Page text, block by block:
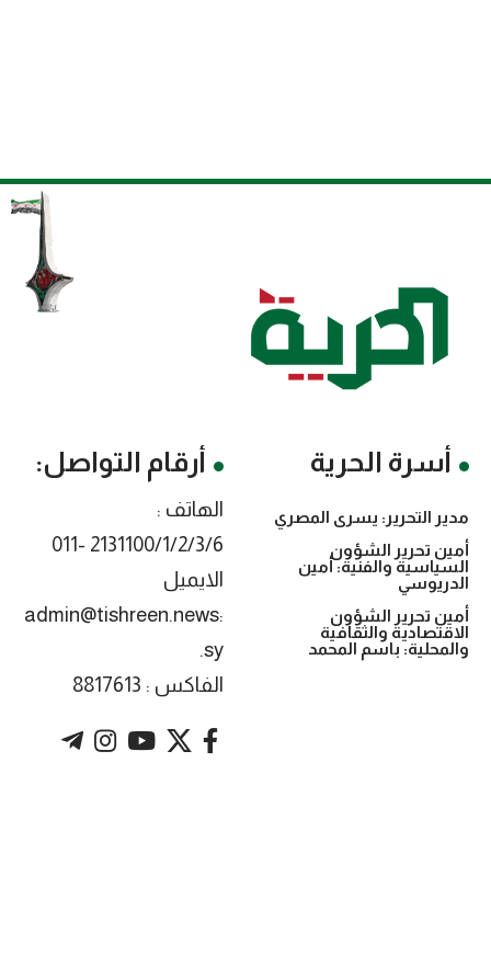
أسرة الحرية
مدير التحرير: يسرى المصري
أمين تحرير الشؤون
السياسية والفنية: أمين
الدريوسي
أمين تحرير الشؤون
الاقتصادية والثقافية
والمحلية: باسم المحمد
أرقام التواصل:
الهاتف :
2131100/1/2/3/6 -011
الايميل
:admin@tishreen.news
.sy
الفاكس : 8817613